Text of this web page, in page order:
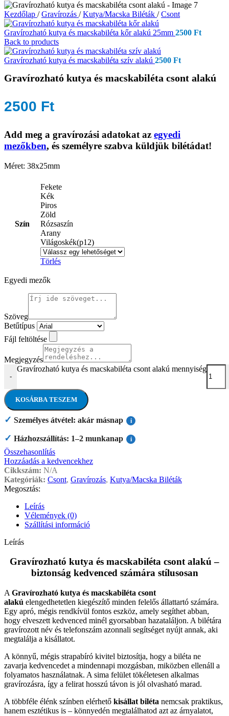
Kezdőlap / Gravírozás / Kutya/Macska Biléták / Csont
Gravírozható kutya és macskabiléta kőr alakú 25mm 2500 Ft
Back to products
Gravírozható kutya és macskabiléta szív alakú 2500 Ft
Gravírozható kutya és macskabiléta csont alakú
2500 Ft
Add meg a gravírozási adatokat az egyedi
mezőkben, és személyre szabva küldjük bilétádat!
Méret: 38x25mm
Szín
Fekete
Kék
Piros
Zöld
Rózsaszín
Arany
Világoskék(p12)
Törlés
Egyedi mezők
Szöveg
Betűtípus
Fájl feltöltése
Megjegyzés
-
Gravírozható kutya és macskabiléta csont alakú mennyiség
KOSÁRBA TESZEM
✓ Személyes átvétel: akár másnap i
✓ Házhozszállítás: 1–2 munkanap i
Összehasonlítás
Hozzáadás a kedvencekhez
Cikkszám: N/A
Kategóriák: Csont, Gravírozás, Kutya/Macska Biléták
Megosztás:
Leírás
Vélemények (0)
Szállítási információ
Leírás
Gravírozható kutya és macskabiléta csont alakú –
biztonság kedvenced számára stílusosan
A Gravírozható kutya és macskabiléta csont
alakú elengedhetetlen kiegészítő minden felelős állattartó számára.
Egy apró, mégis rendkívül fontos eszköz, amely segíthet abban,
hogy elveszett kedvenced minél gyorsabban hazataláljon. A bilétára
gravírozott név és telefonszám azonnali segítséget nyújt annak, aki
megtalálja a kisállatot.
A könnyű, mégis strapabíró kivitel biztosítja, hogy a biléta ne
zavarja kedvencedet a mindennapi mozgásban, miközben ellenáll a
folyamatos használatnak. A sima felület tökéletesen alkalmas
gravírozásra, így a felirat hosszú távon is jól olvasható marad.
A többféle élénk színben elérhető kisállat biléta nemcsak praktikus,
hanem esztétikus is – könnyedén megtalálhatod azt az árnyalatot,